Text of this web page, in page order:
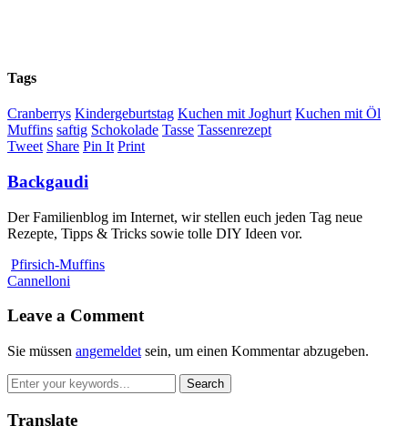
Tags
Cranberrys Kindergeburtstag Kuchen mit Joghurt Kuchen mit Öl
Muffins saftig Schokolade Tasse Tassenrezept
Tweet Share Pin It Print
Backgaudi
Der Familienblog im Internet, wir stellen euch jeden Tag neue
Rezepte, Tipps & Tricks sowie tolle DIY Ideen vor.
Pfirsich-Muffins
Cannelloni
Leave a Comment
Sie müssen angemeldet sein, um einen Kommentar abzugeben.
Translate